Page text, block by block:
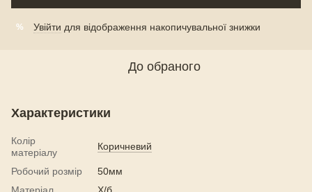
% Увійти для відображення накопичувальної знижки
До обраного
Характеристики
Колір
матеріалу
Коричневий
Робочий розмір
50мм